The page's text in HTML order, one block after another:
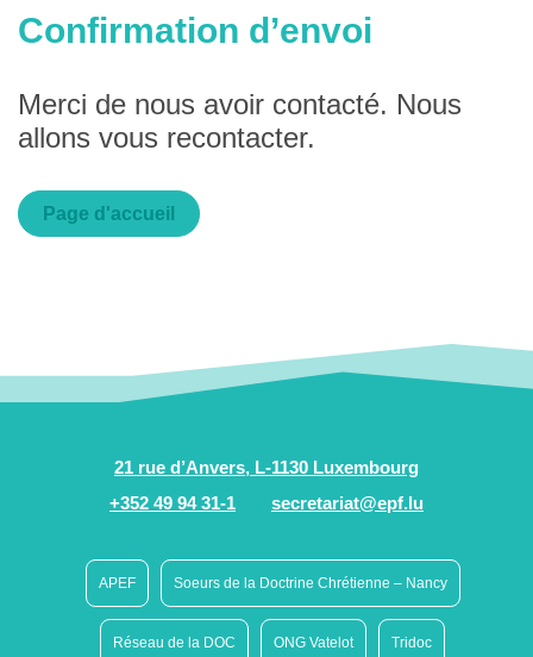
Confirmation d’envoi
Merci de nous avoir contacté. Nous
allons vous recontacter.
Page d'accueil
21 rue d’Anvers, L-1130 Luxembourg
+352 49 94 31-1
secretariat@epf.lu
APEF Soeurs de la Doctrine Chrétienne – Nancy
Réseau de la DOC ONG Vatelot Tridoc